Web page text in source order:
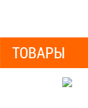
ТОВАРЫ